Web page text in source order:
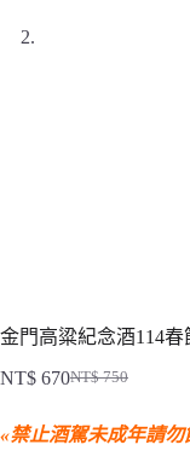
金門高粱紀念酒114春
NT$750
始
價
NT$ 670
前
價
«禁止酒駕未成年請勿